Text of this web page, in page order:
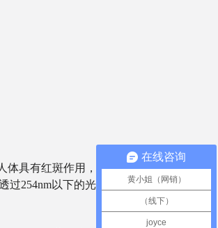
具有红斑作用，能促进体内矿物
254nm以下的光)和峰值在300nm
在线咨询
黄小姐（网销）
（线下）
joyce